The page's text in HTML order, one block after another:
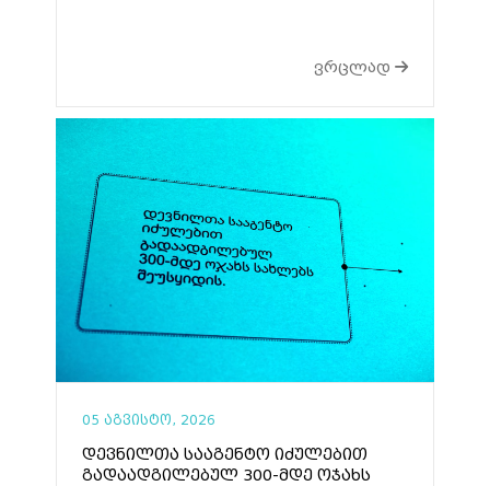
ვრცლად
05 აგვისტო, 2026
დევნილთა სააგენტო იძულებით
გადაადგილებულ 300-მდე ოჯახს